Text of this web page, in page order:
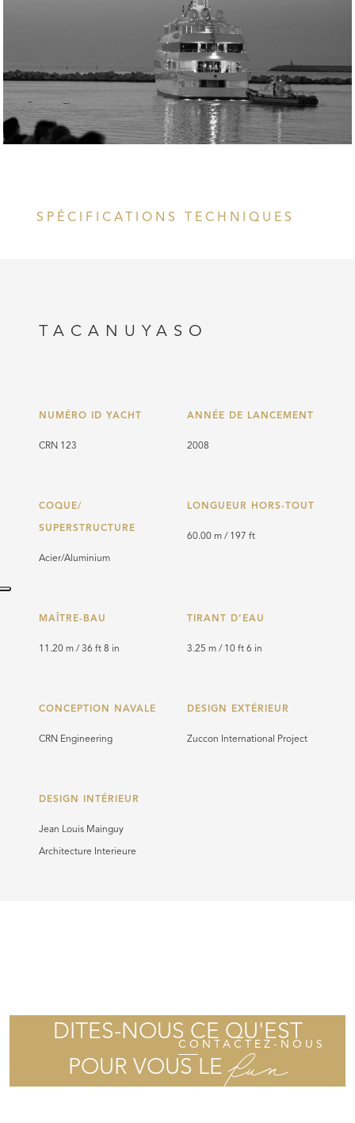
SPÉCIFICATIONS TECHNIQUES
TACANUYASO
NUMÉRO ID YACHT
CRN 123
ANNÉE DE LANCEMENT
2008
COQUE/
SUPERSTRUCTURE
Acier/Aluminium
LONGUEUR HORS-TOUT
60.00 m / 197 ft
MAÎTRE-BAU
11.20 m / 36 ft 8 in
TIRANT D’EAU
3.25 m / 10 ft 6 in
CONCEPTION NAVALE
CRN Engineering
DESIGN EXTÉRIEUR
Zuccon International Project
DESIGN INTÉRIEUR
Jean Louis Mainguy
Architecture Interieure
DITES-NOUS CE QU'EST
POUR VOUS LE fun
CONTACTEZ-NOUS